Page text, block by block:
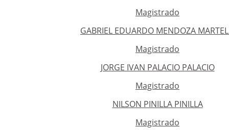
Magistrado
GABRIEL EDUARDO MENDOZA
Magistrado
JORGE IVAN PALACIO PALACIO
Magistrado
NILSON PINILLA PINILLA
Magistrado